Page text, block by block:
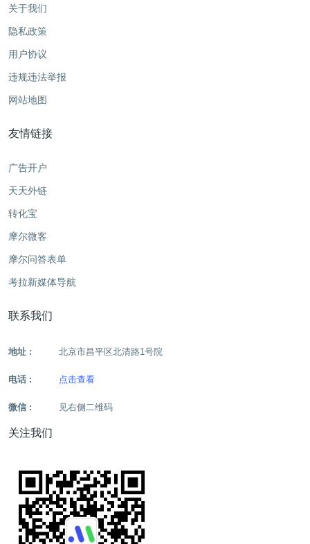
关于我们
隐私政策
用户协议
违规违法举报
网站地图
友情链接
广告开户
天天外链
转化宝
摩尔微客
摩尔问答表单
考拉新媒体导航
联系我们
地址 : 北京市昌平区北清路1号院
电话 : 点击查看
微信 : 见右侧二维码
关注我们